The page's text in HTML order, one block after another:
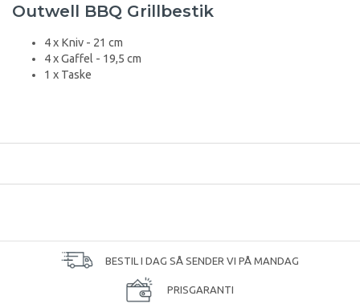
Outwell BBQ Grillbestik
4 x Kniv - 21 cm
4 x Gaffel - 19,5 cm
1 x Taske
BESTIL I DAG SÅ SENDER VI PÅ MANDAG
PRISGARANTI